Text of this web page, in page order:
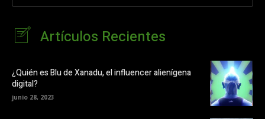
Artículos Recientes
¿Quién es Blu de Xanadu, el influencer alienígena
digital?
junio 28, 2023